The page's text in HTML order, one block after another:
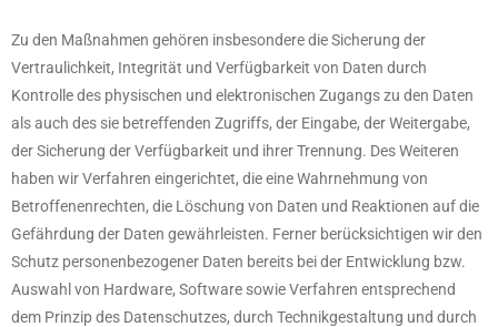
Zu den Maßnahmen gehören insbesondere die Sicherung der
Vertraulichkeit, Integrität und Verfügbarkeit von Daten durch
Kontrolle des physischen und elektronischen Zugangs zu den Daten
als auch des sie betreffenden Zugriffs, der Eingabe, der Weitergabe,
der Sicherung der Verfügbarkeit und ihrer Trennung. Des Weiteren
haben wir Verfahren eingerichtet, die eine Wahrnehmung von
Betroffenenrechten, die Löschung von Daten und Reaktionen auf die
Gefährdung der Daten gewährleisten. Ferner berücksichtigen wir den
Schutz personenbezogener Daten bereits bei der Entwicklung bzw.
Auswahl von Hardware, Software sowie Verfahren entsprechend
dem Prinzip des Datenschutzes, durch Technikgestaltung und durch